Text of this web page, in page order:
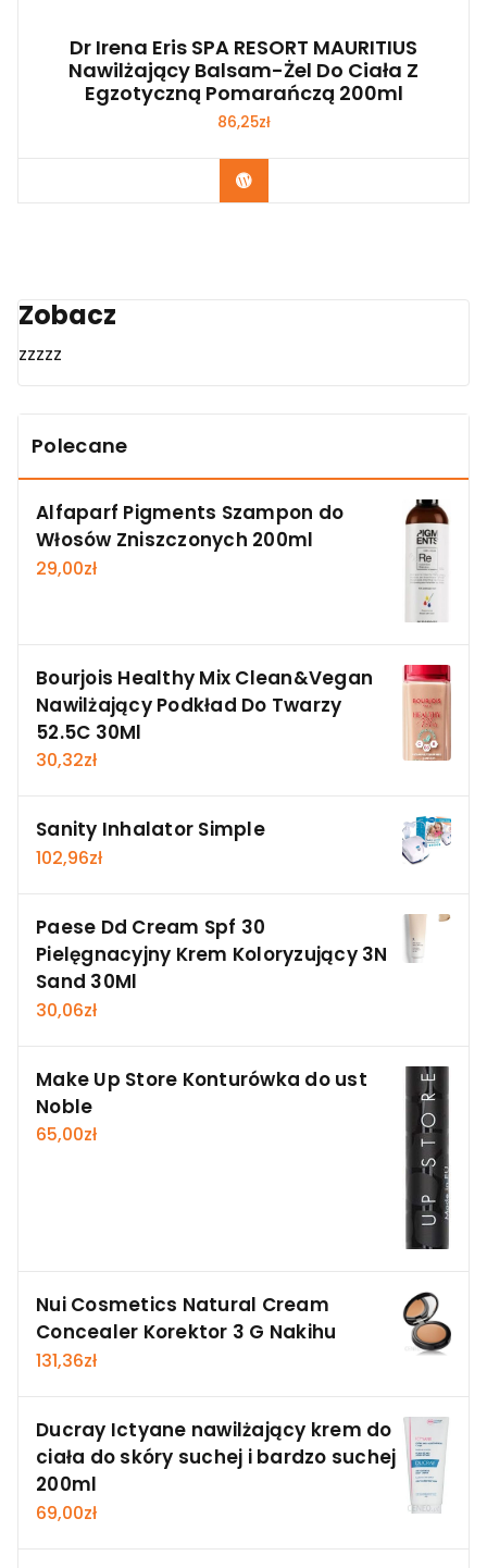
Dr Irena Eris SPA RESORT MAURITIUS
Nawilżający Balsam-Żel Do Ciała Z
Egzotyczną Pomarańczą 200ml
86,25zł
Zobacz
Zobacz
zzzzz
Polecane
Alfaparf Pigments Szampon do
Włosów Zniszczonych 200ml
29,00zł
Bourjois Healthy Mix Clean&Vegan
Nawilżający Podkład Do Twarzy
52.5C 30Ml
30,32zł
Sanity Inhalator Simple
102,96zł
Paese Dd Cream Spf 30
Pielęgnacyjny Krem Koloryzujący 3N
Sand 30Ml
30,06zł
Make Up Store Konturówka do ust
Noble
65,00zł
Nui Cosmetics Natural Cream
Concealer Korektor 3 G Nakihu
131,36zł
Ducray Ictyane nawilżający krem do
ciała do skóry suchej i bardzo suchej
200ml
69,00zł